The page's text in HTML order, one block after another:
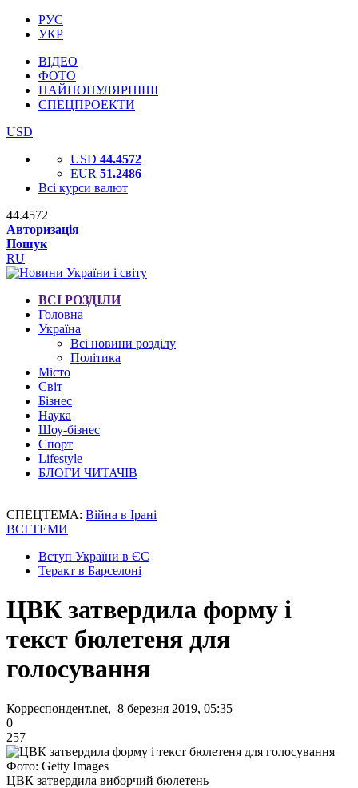
РУС
УКР
ВІДЕО
ФОТО
НАЙПОПУЛЯРНІШІ
СПЕЦПРОЕКТИ
USD
USD 44.4572
EUR 51.2486
Всі курси валют
44.4572
Авторизація
Пошук
RU
ВСІ РОЗДІЛИ
Головна
Україна
Всі новини розділу
Політика
Місто
Світ
Бізнес
Наука
Шоу-бізнес
Спорт
Lifestyle
БЛОГИ ЧИТАЧІВ
СПЕЦТЕМА: Війна в Ірані
ВСІ ТЕМИ
Вступ України в ЄС
Теракт в Барселоні
ЦВК затвердила форму і
текст бюлетеня для
голосування
Корреспондент.net, 8 березня 2019, 05:35
0
257
Фото: Getty Images
ЦВК затвердила виборчий бюлетень